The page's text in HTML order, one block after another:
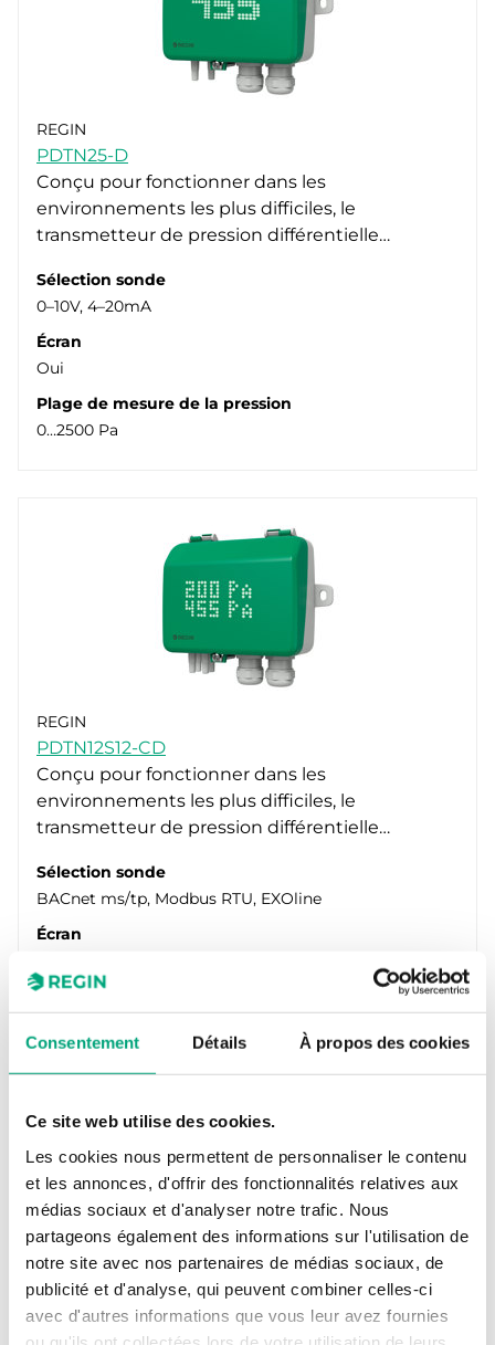
Consentement Détails À propos des cookies
Ce site web utilise des cookies.
Les cookies nous permettent de personnaliser le contenu
et les annonces, d'offrir des fonctionnalités relatives aux
médias sociaux et d'analyser notre trafic. Nous
partageons également des informations sur l'utilisation de
notre site avec nos partenaires de médias sociaux, de
publicité et d'analyse, qui peuvent combiner celles-ci
avec d'autres informations que vous leur avez fournies
REGIN
PDTN25-D
Conçu pour fonctionner dans les
environnements les plus difficiles, le
transmetteur de pression différentielle…
Sélection sonde
0–10V, 4–20mA
Écran
Oui
Plage de mesure de la pression
0…2500 Pa
REGIN
PDTN12S12-CD
Conçu pour fonctionner dans les
environnements les plus difficiles, le
transmetteur de pression différentielle…
Sélection sonde
BACnet ms/tp, Modbus RTU, EXOline
Écran
Plage de mesure de la pression
REGIN
PDTN12S25-D